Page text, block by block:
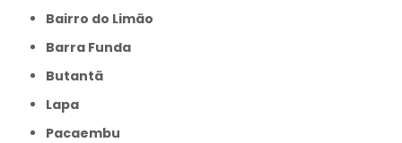
Bairro do Limão
Barra Funda
Butantã
Lapa
Pacaembu